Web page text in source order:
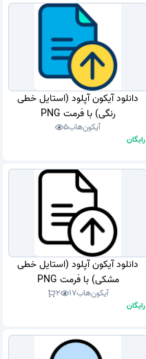
دانلود آیکون آپلود (استایل خطی
رنگی) با فرمت PNG
آیکون‌هاب5
رایگان
دانلود آیکون آپلود (استایل خطی
مشکی) با فرمت PNG
آیکون‌هاب17
2
رایگان